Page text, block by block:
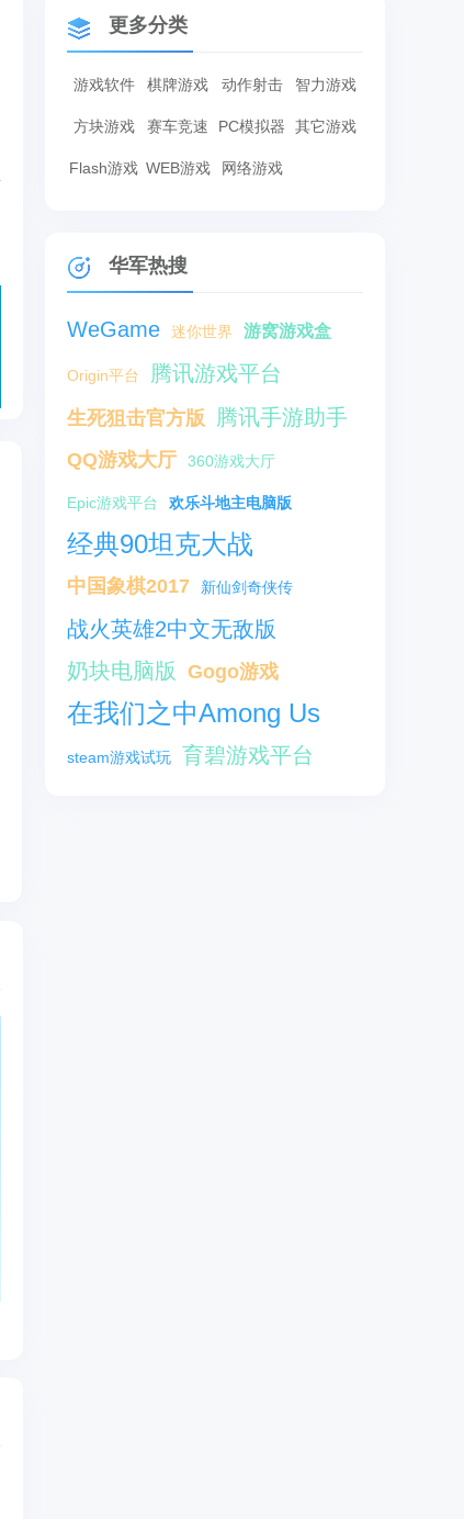
更多分类
游戏软件 棋牌游戏 动作射击 智力游戏
方块游戏 赛车竞速 PC模拟器 其它游戏
Flash游戏 WEB游戏 网络游戏
华军热搜
WeGame 迷你世界 游窝游戏盒
Origin平台 腾讯游戏平台
生死狙击官方版 腾讯手游助手
QQ游戏大厅 360游戏大厅
Epic游戏平台 欢乐斗地主电脑版
经典90坦克大战
中国象棋2017 新仙剑奇侠传
战火英雄2中文无敌版
奶块电脑版 Gogo游戏
在我们之中Among Us
steam游戏试玩 育碧游戏平台